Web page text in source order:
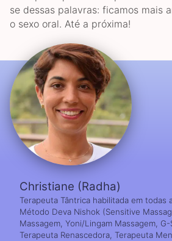
se dessas palavras: f​icamos mais
o sexo oral. Até a próxima!
Christiane (Radha)
Terapeuta Tântrica habilitada em todas
Método Deva Nishok (Sensitive
Massagem, Yoni/Lingam Massagem,
Terapeuta Renascedora, Terapeuta